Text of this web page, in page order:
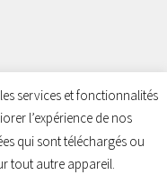
Tous droits réservés.
services et fonctionnalités
l’expérience de nos
qui sont téléchargés ou
tout autre appareil.